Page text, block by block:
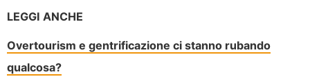
LEGGI ANCHE
Overtourism e gentrificazione ci stanno rubando
qualcosa?